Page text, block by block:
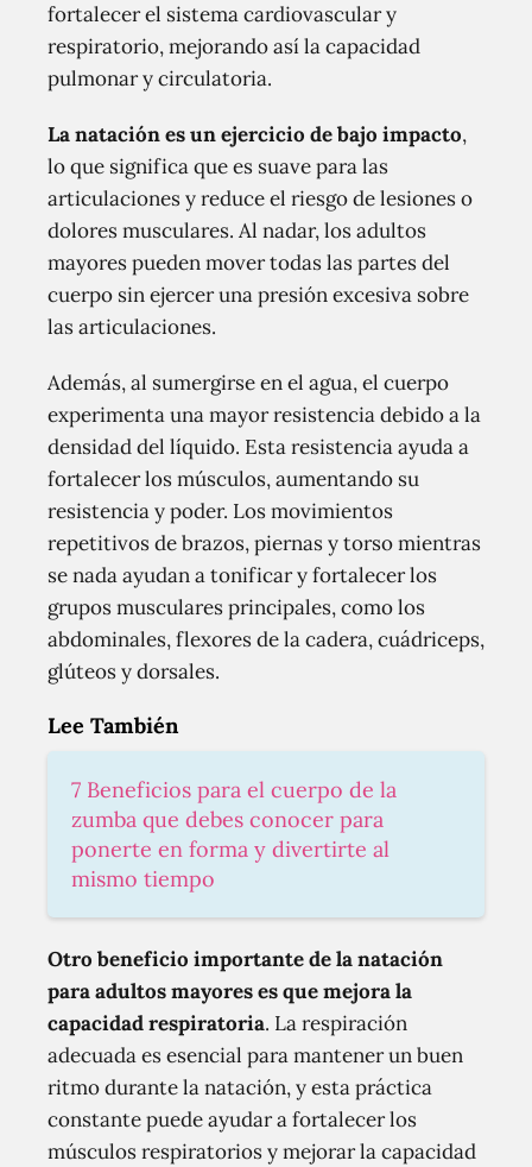
fortalecer el sistema cardiovascular y
respiratorio, mejorando así la capacidad
pulmonar y circulatoria.
La natación es un ejercicio de bajo impacto,
lo que significa que es suave para las
articulaciones y reduce el riesgo de lesiones o
dolores musculares. Al nadar, los adultos
mayores pueden mover todas las partes del
cuerpo sin ejercer una presión excesiva sobre
las articulaciones.
Además, al sumergirse en el agua, el cuerpo
experimenta una mayor resistencia debido a la
densidad del líquido. Esta resistencia ayuda a
fortalecer los músculos, aumentando su
resistencia y poder. Los movimientos
repetitivos de brazos, piernas y torso mientras
se nada ayudan a tonificar y fortalecer los
grupos musculares principales, como los
abdominales, flexores de la cadera, cuádriceps,
glúteos y dorsales.
Lee También
7 Beneficios para el cuerpo de la
zumba que debes conocer para
ponerte en forma y divertirte al
mismo tiempo
Otro beneficio importante de la natación
para adultos mayores es que mejora la
capacidad respiratoria. La respiración
adecuada es esencial para mantener un buen
ritmo durante la natación, y esta práctica
constante puede ayudar a fortalecer los
músculos respiratorios y mejorar la capacidad